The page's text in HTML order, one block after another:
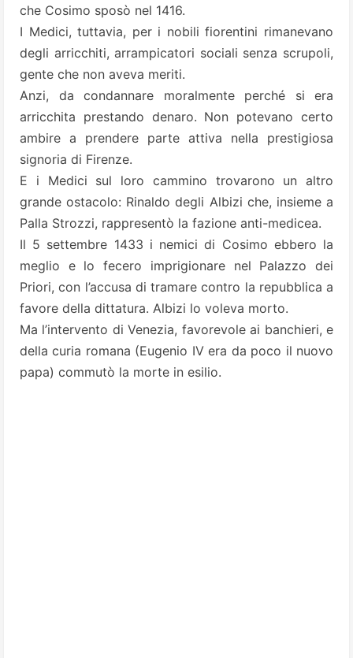
che Cosimo sposò nel 1416.
I Medici, tuttavia, per i nobili fiorentini rimanevano
degli arricchiti, arrampicatori sociali senza scrupoli,
gente che non aveva meriti.
Anzi, da condannare moralmente perché si era
arricchita prestando denaro. Non potevano certo
ambire a prendere parte attiva nella prestigiosa
signoria di Firenze.
E i Medici sul loro cammino trovarono un altro
grande ostacolo: Rinaldo degli Albizi che, insieme a
Palla Strozzi, rappresentò la fazione anti-medicea.
Il 5 settembre 1433 i nemici di Cosimo ebbero la
meglio e lo fecero imprigionare nel Palazzo dei
Priori, con l’accusa di tramare contro la repubblica a
favore della dittatura. Albizi lo voleva morto.
Ma l’intervento di Venezia, favorevole ai banchieri, e
della curia romana (Eugenio IVera da poco il nuovo
papa) commutò la morte in esilio.